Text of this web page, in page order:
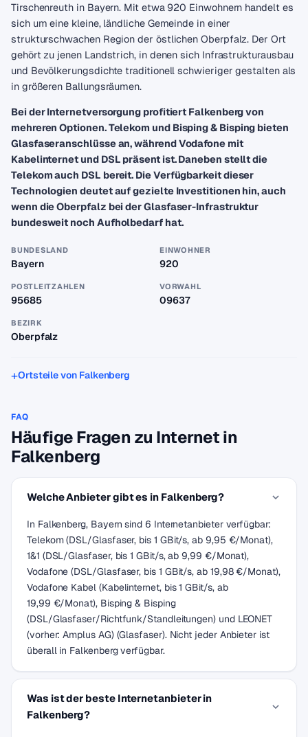
Tirschenreuth in Bayern. Mit etwa 920 Einwohnern handelt es
sich um eine kleine, ländliche Gemeinde in einer
strukturschwachen Region der östlichen Oberpfalz. Der Ort
gehört zu jenen Landstrich, in denen sich Infrastrukturausbau
und Bevölkerungsdichte traditionell schwieriger gestalten als
in größeren Ballungsräumen.
Bei der Internetversorgung profitiert Falkenberg von
mehreren Optionen. Telekom und Bisping & Bisping bieten
Glasfaseranschlüsse an, während Vodafone mit
Kabelinternet und DSL präsent ist. Daneben stellt die
Telekom auch DSL bereit. Die Verfügbarkeit dieser
Technologien deutet auf gezielte Investitionen hin, auch
wenn die Oberpfalz bei der Glasfaser-Infrastruktur
bundesweit noch Aufholbedarf hat.
BUNDESLAND
Bayern
EINWOHNER
920
POSTLEITZAHLEN
95685
VORWAHL
09637
BEZIRK
Oberpfalz
Ortsteile von Falkenberg
FAQ
Häufige Fragen zu Internet in
Falkenberg
Welche Anbieter gibt es in Falkenberg?
In Falkenberg, Bayern sind 6 Internetanbieter verfügbar:
Telekom (DSL/Glasfaser, bis 1 GBit/s, ab 9,95 €/Monat),
1&1 (DSL/Glasfaser, bis 1 GBit/s, ab 9,99 €/Monat),
Vodafone (DSL/Glasfaser, bis 1 GBit/s, ab 19,98 €/Monat),
Vodafone Kabel (Kabelinternet, bis 1 GBit/s, ab
19,99 €/Monat), Bisping & Bisping
(DSL/Glasfaser/Richtfunk/Standleitungen) und LEONET
(vorher: Amplus AG) (Glasfaser). Nicht jeder Anbieter ist
überall in Falkenberg verfügbar.
Was ist der beste Internetanbieter in
Falkenberg?